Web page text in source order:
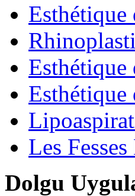
Esthétique
Esthétique
Les
Dolgu